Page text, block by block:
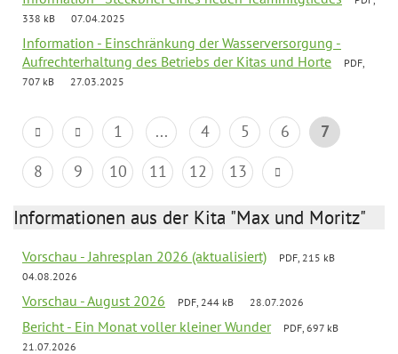
338 kB
07.04.2025
Information - Einschränkung der Wasserversorgung -
Aufrechterhaltung des Betriebs der Kitas und Horte
PDF,
707 kB
27.03.2025
1 ... 4 5 6
7
8
9 10 11 12 13
Informationen aus der Kita "Max und Moritz"
Vorschau - Jahresplan 2026 (aktualisiert)
PDF, 215 kB
04.08.2026
Vorschau - August 2026 PDF, 244 kB 28.07.2026
Bericht - Ein Monat voller kleiner Wunder
PDF, 697 kB
21.07.2026